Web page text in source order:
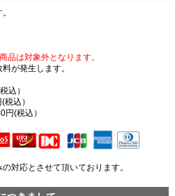
品は対象外となります。
が発生します。
込）
込）
(税込）
対応とさせて頂いております。